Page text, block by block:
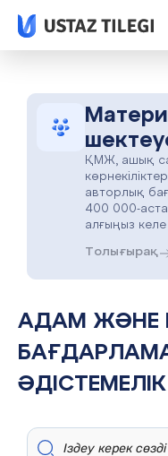
ҚМЖ, ашық
авторлық
400 000-
алғыңыз келе
Толығырақ
АДАМ ЖӘНЕ ҚОҒАМ АВТОРЛЫҚ